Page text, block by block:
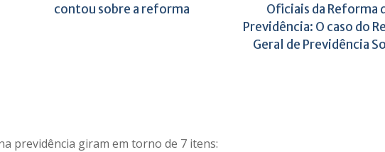
contou sobre a reforma
Oficiais da Reforma
Previdência: O caso do
Geral de Previdência
previdência giram em torno de 7 itens: